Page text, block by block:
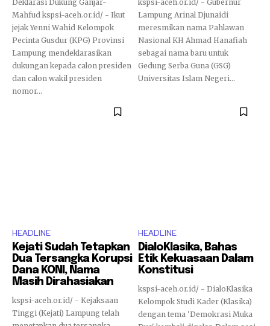
Deklarasi Dukung Ganjar-
Mahfud kspsi-aceh.or.id/ - Ikut
jejak Yenni Wahid Kelompok
Pecinta Gusdur (KPG) Provinsi
Lampung mendeklarasikan
dukungan kepada calon presiden
dan calon wakil presiden
nomor...
kspsi-aceh.or.id/ - Gubernur
Lampung Arinal Djunaidi
meresmikan nama Pahlawan
Nasional KH Ahmad Hanafiah
sebagai nama baru untuk
Gedung Serba Guna (GSG)
Universitas Islam Negeri...
HEADLINE
Kejati Sudah Tetapkan
Dua Tersangka Korupsi
Dana KONI, Nama
Masih Dirahasiakan
kspsi-aceh.or.id/ - Kejaksaan
Tinggi (Kejati) Lampung telah
HEADLINE
DialoKlasika, Bahas
Etik Kekuasaan Dalam
Konstitusi
kspsi-aceh.or.id/ - DialoKlasika
Kelompok Studi Kader (Klasika)
dengan tema 'Demokrasi Muka